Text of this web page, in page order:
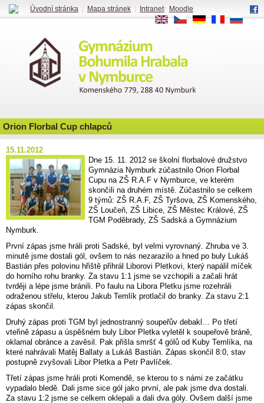
Orion Florbal Cup chlapců
15.11.2012
Dne 15. 11. 2012 se školní florbalové družstvo
Gymnázia Nymburk zúčastnilo Orion Florbal
Cupu na ZŠ R.A.F v Nymburce, ve kterém
skončili na druhém místě. Zúčastnilo se celkem
9 týmů: ZŠ R.A.F, ZŠ Tyršova, ZŠ Komenského,
ZŠ Loučeň, ZŠ Libice, ZŠ Městec Králové, ZŠ
TGM Poděbrady, ZŠ Sadská a Gymnázium
Nymburk.
První zápas jsme hráli proti Sadské, byl velmi vyrovnaný. Zhruba ve 3.
minutě jsme dostali gól, ovšem to nás nezarazilo a hned po buly Lukáš
Bastián přes polovinu hřiště přihrál Liborovi Pletkovi, který napálil míček
do horního rohu branky. Za stavu 1:1 jsme se vzchopili a začali hrát
tvrději a lépe jsme bránili. Po faulu na Libora Pletku jsme rozehráli
odraženou střelu, kterou Jakub Temlík protlačil do branky. Za stavu 2:1
zápas skončil.
Druhý zápas proti TGM byl jednostranný soupeřův debakl… Po třetí
vteřině zápasu a úspěšném buly Libor Pletka vyletěl k soupeřově bráně,
oklamal obránce a zavěsil. Pak přišla smršť 4 gólů od Kuby Temlíka, na
které nahrávali Matěj Ballaty a Lukáš Bastián. Zápas skončil 8:0, stav
postupně zvyšovali Libor Pletka a Petr Pavlíček.
Třetí zápas jsme hráli proti Komendě, se kterou to s námi ze začátku
vypadalo bledě. Dali jsme sice gól jako první, ale pak jsme dva dostali.
Za stavu 1:2 jsme se celkem oklepali a dali dva góly. Ovšem další jsme
Úvodní stránka Mapa stránek Intranet|
Moodle
EN
CS DE FR RU